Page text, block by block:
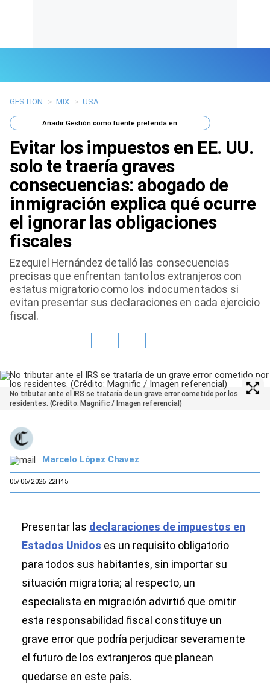
Últimas Noticias
Mi Bolsillo
Respuestas
Gente
Vida Laboral
Tendencias Mix
Sports
GESTION > MIX > USA
AñadirGestión como fuente preferida en
Evitar los impuestos en EE. UU.
solo te traería graves
consecuencias: abogado de
inmigración explica qué ocurre
el ignorar las obligaciones
fiscales
Ezequiel Hernández detalló las consecuencias
precisas que enfrentan tanto los extranjeros con
estatus migratorio como los indocumentados si
evitan presentar sus declaraciones en cada ejercicio
fiscal.
No tributar ante el IRS se trataría de un grave error cometido por los
residentes. (Crédito: Magnific / Imagen referencial)
Marcelo López Chavez
05/06/2026 22H45
Presentar las declaraciones de impuestos en
Estados Unidos es un requisito obligatorio
para todos sus habitantes, sin importar su
situación migratoria; al respecto, un
especialista en migración advirtió que omitir
esta responsabilidad fiscal constituye un
grave error que podría perjudicar severamente
el futuro de los extranjeros que planean
quedarse en este país.